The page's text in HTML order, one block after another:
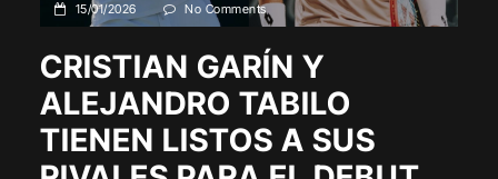
15/01/2026 No Comments
CRISTIAN GARÍN Y
ALEJANDRO TABILO
TIENEN LISTOS A SUS